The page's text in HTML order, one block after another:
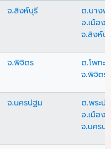
จ.สิงห์บุรี
ต.บางพุ
อ.เมือง
จ.สิงห์บุรี
จ.พิจิตร
ต.โพทะเ
จ.พิจิตร
จ.นครปฐม
ต.พระป
อ.เมือง
จ.นครป